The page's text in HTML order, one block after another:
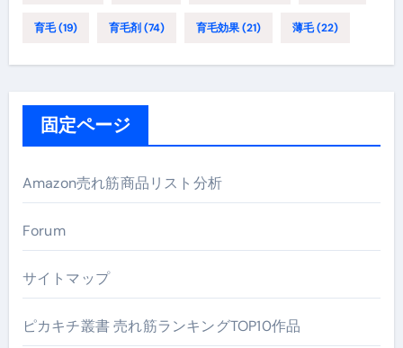
育毛(19) 育毛剤 (74) 育毛効果(21) 薄毛(22)
固定ページ
Amazon売れ筋商品リスト分析
Forum
サイトマップ
ピカキチ叢書 売れ筋ランキングTOP10作品